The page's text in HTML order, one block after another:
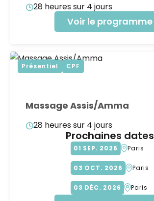
28 heures sur 4 jours
Voir le programme
Présentiel CPF
Massage Assis/Amma
28 heures sur 4 jours
Prochaines dates
01 SEP 2026 Paris
03 OCT 2026 Paris
03 DÉC 2026 Paris